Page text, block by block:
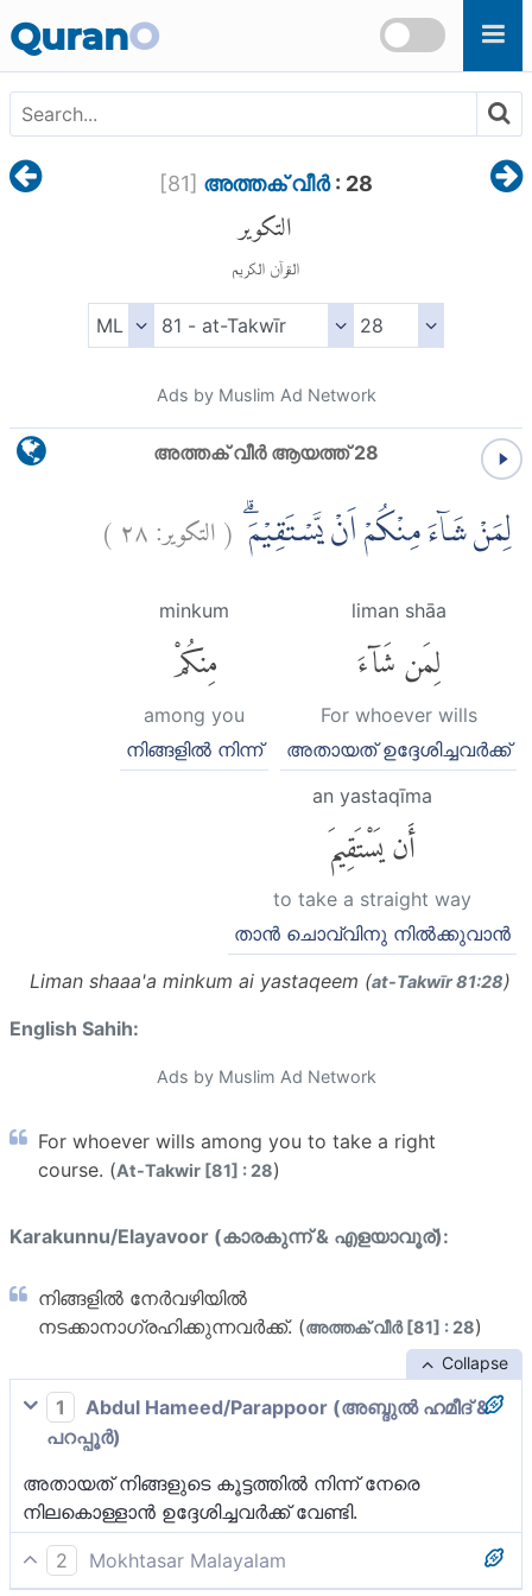
QuranO
[81] അത്തക് വീര്‍: 28
التكوير
القرآن الكريم
Ads by Muslim Ad Network
അത്തക് വീര്‍ ആയത്ത് 28
لِمَنْ شَاۤءَ مِنْكُمْ اَنْ يَّسْتَقِيْمَۗ (التكوير:٢٨)
liman shāa
لِمَن شَآءَ
For whoever wills
അതായത് ഉദ്ദേശിച്ചവര്‍ക്ക്
minkum
مِنكُمْ
among you
നിങ്ങളില്‍ നിന്ന്
an yastaqīma
أَن يَسْتَقِيمَ
to take a straight way
താന്‍ ചൊവ്വിനു നില്‍ക്കുവാന്‍
Liman shaaa'a minkum ai yastaqeem (at-Takwīr 81:28)
English Sahih:
Ads by Muslim Ad Network
For whoever wills among you to take a right
course. (At-Takwir [81] : 28)
Karakunnu/Elayavoor (കാരകുന്ന് & എളയാവൂര്):
നിങ്ങളില്‍ നേര്‍വഴിയില്‍
നടക്കാനാഗ്രഹിക്കുന്നവര്‍ക്ക്. (അത്തക് വീര്‍ [81] : 28)
Collapse
1
Abdul Hameed/Parappoor (അബ്ദുല്‍ ഹമീദ് &
പറപ്പൂര്‍)
അതായത് നിങ്ങളുടെ കൂട്ടത്തില്‍ നിന്ന് നേരെ
നിലകൊള്ളാന്‍ ഉദ്ദേശിച്ചവര്‍ക്ക് വേണ്ടി.
2
Mokhtasar Malayalam